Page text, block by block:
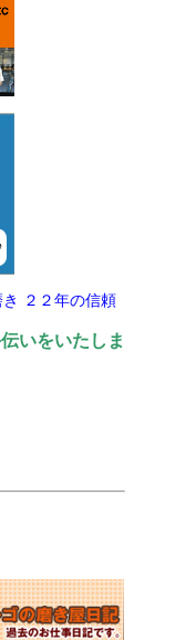
２２年の信頼
いをいたしま